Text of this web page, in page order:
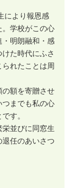
により報恩感
学校がこの心
明朗融和・感
た時代にふさ
れたことは周
額を寄贈させ
までも私の心
す。
並びに同窓生
任のあいさつ